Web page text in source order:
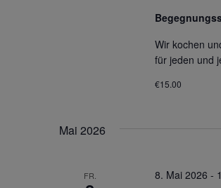
Wir kochen
für jeden und
€15.00
Mai 2026
FR. 8. Mai 2026 -